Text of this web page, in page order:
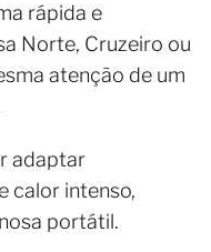
rápida e
Norte, Cruzeiro ou
atenção de um
adaptar
calor intenso,
portátil.